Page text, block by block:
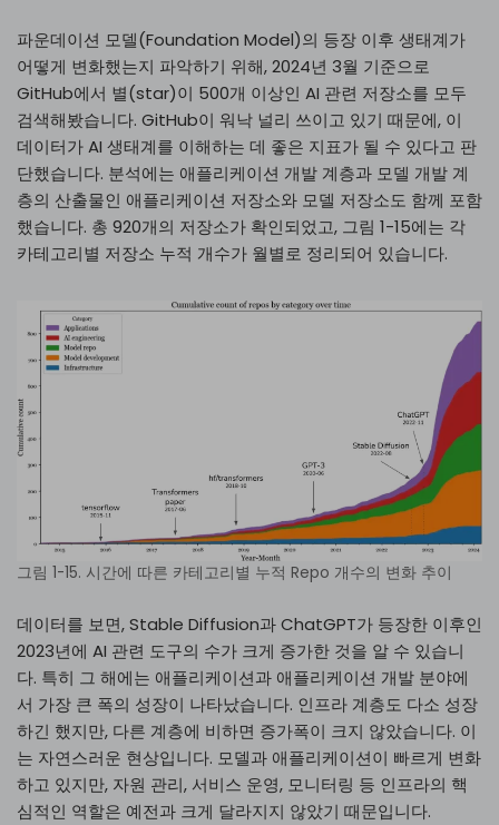
파운데이션 모델(Foundation Model)의 등장 이후 생태계가
어떻게 변화했는지 파악하기 위해, 2024년 3월 기준으로
GitHub에서 별(star)이 500개 이상인 AI 관련 저장소를 모두
검색해봤습니다. GitHub이 워낙 널리 쓰이고 있기 때문에, 이
데이터가 AI 생태계를 이해하는 데 좋은 지표가 될 수 있다고 판
단했습니다. 분석에는 애플리케이션 개발 계층과 모델 개발 계
층의 산출물인 애플리케이션 저장소와 모델 저장소도 함께 포함
했습니다. 총 920개의 저장소가 확인되었고, 그림 1-15에는 각
카테고리별 저장소 누적 개수가 월별로 정리되어 있습니다.
그림 1-15. 시간에 따른 카테고리별 누적 Repo 개수의 변화 추이
데이터를 보면, Stable Diffusion과 ChatGPT가 등장한 이후인
2023년에 AI 관련 도구의 수가 크게 증가한 것을 알 수 있습니
다. 특히 그 해에는 애플리케이션과 애플리케이션 개발 분야에
서 가장 큰 폭의 성장이 나타났습니다. 인프라 계층도 다소 성장
하긴 했지만, 다른 계층에 비하면 증가폭이 크지 않았습니다. 이
는 자연스러운 현상입니다. 모델과 애플리케이션이 빠르게 변화
하고 있지만, 자원 관리, 서비스 운영, 모니터링 등 인프라의 핵
심적인 역할은 예전과 크게 달라지지 않았기 때문입니다.